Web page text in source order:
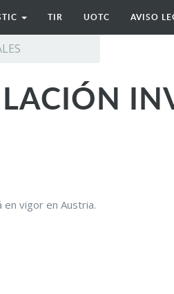
TIR UOTC AVISO
vigor en Austria.